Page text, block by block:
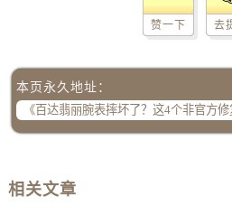
赞一下 去
本页永久地址：
相关文章